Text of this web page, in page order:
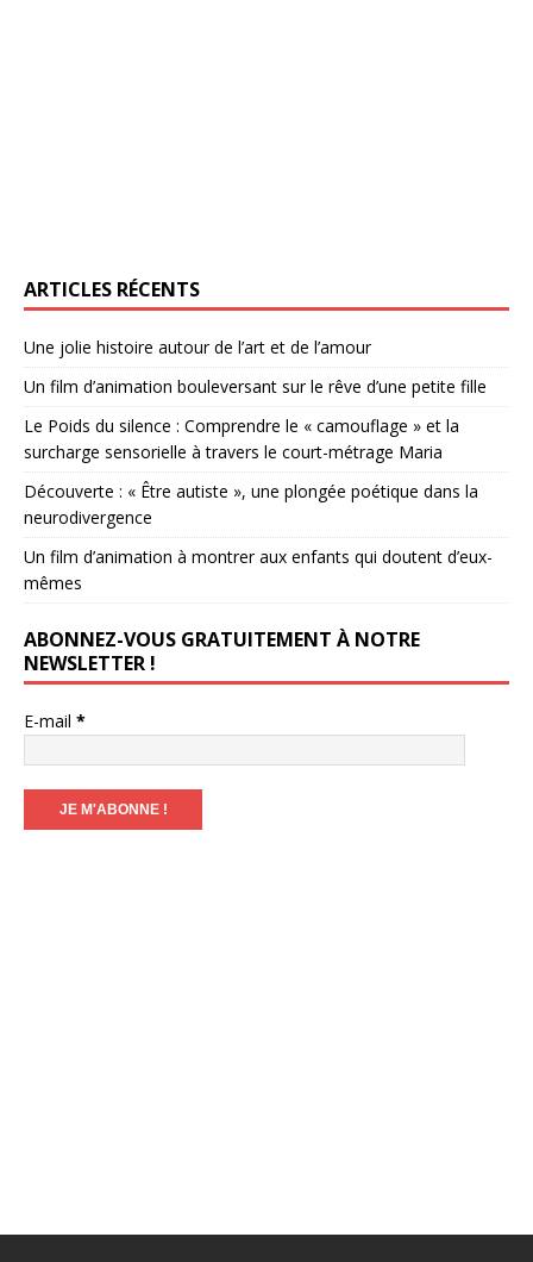
ARTICLES RÉCENTS
Une jolie histoire autour de l’art et de l’amour
Un film d’animation bouleversant sur le rêve d’une petite fille
Le Poids du silence : Comprendre le « camouflage » et la
surcharge sensorielle à travers le court-métrage Maria
Découverte : « Être autiste », une plongée poétique dans la
neurodivergence
Un film d’animation à montrer aux enfants qui doutent d’eux-
mêmes
ABONNEZ-VOUS GRATUITEMENT À NOTRE
NEWSLETTER !
E-mail *